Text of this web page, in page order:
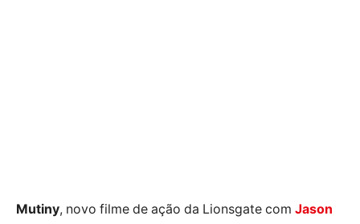
Mutiny, novo filme de ação da Lionsgate com Jason